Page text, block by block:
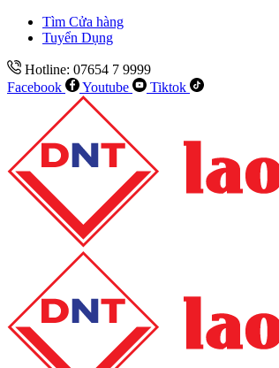
Tìm Cửa hàng
Tuyển Dụng
Hotline: 07654 7 9999
Facebook
Youtube Tiktok